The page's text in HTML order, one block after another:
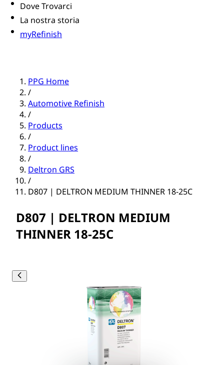
Dove Trovarci
La nostra storia
myRefinish
PPG Home
/
Automotive Refinish
/
Products
/
Product lines
/
Deltron GRS
/
D807 | DELTRON MEDIUM THINNER 18-25C
D807 | DELTRON MEDIUM
THINNER 18-25C